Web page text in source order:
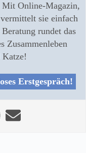
Mit Online-Magazin,
sie einfach
rundet das
Zusammenleben
Katze!
Erstgespräch!